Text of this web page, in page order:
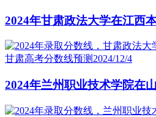
2024年甘肃政法大学在江西
甘肃高考分数线预测2024/12/4
2024年兰州职业技术学院在